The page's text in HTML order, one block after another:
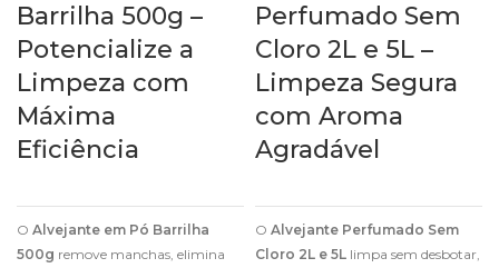
Barrilha 500g –
Potencialize a
Limpeza com
Máxima
Eficiência
O Alvejante em Pó Barrilha
500g remove manchas, elimina
Perfumado Sem
Cloro 2L e 5L –
Limpeza Segura
com Aroma
Agradável
O Alvejante Perfumado Sem
Cloro 2L e 5L limpa sem desbotar,